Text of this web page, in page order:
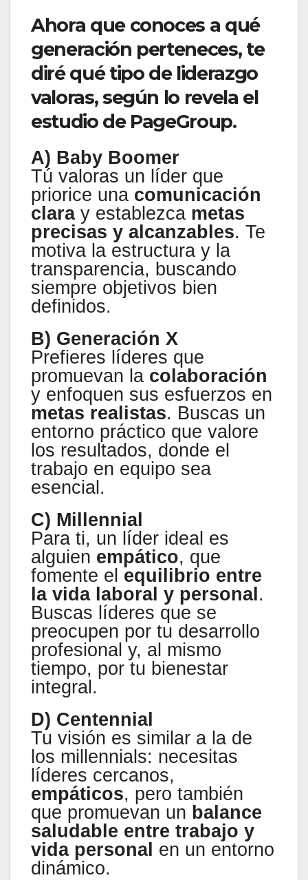
Ahora que conoces a qué
generación perteneces, te
diré qué tipo de liderazgo
valoras, según lo revela el
estudio de PageGroup.
A) Baby Boomer
Tú valoras un líder que
priorice una comunicación
claray establezca metas
precisas y alcanzables. Te
motiva la estructura y la
transparencia, buscando
siempre objetivos bien
definidos.
B) Generación X
Prefieres líderes que
promuevan la colaboración
y enfoquen sus esfuerzos en
metas realistas. Buscas un
entorno práctico que valore
los resultados, donde el
trabajo en equipo sea
esencial.
C) Millennial
Para ti, un líder ideal es
alguien empático, que
fomente el equilibrio entre
la vida laboral y personal .
Buscas líderes que se
preocupen por tu desarrollo
profesional y, al mismo
tiempo, por tu bienestar
integral.
D) Centennial
Tu visión es similar a la de
los millennials: necesitas
líderes cercanos,
empáticos, pero también
que promuevan un balance
saludable entre trabajo y
vida personal en un entorno
dinámico.